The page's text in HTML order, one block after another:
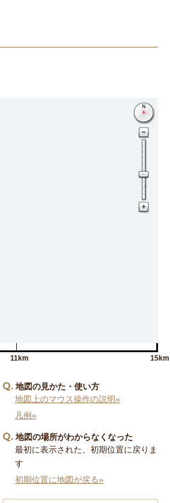
11km 15km
Q 地図の見かた・使い方
地図上のマウス操作の説明»
凡例»
Q 地図の場所がわからなくなった
最初に表示された、初期位置に戻りま
す
初期位置に地図が戻る»